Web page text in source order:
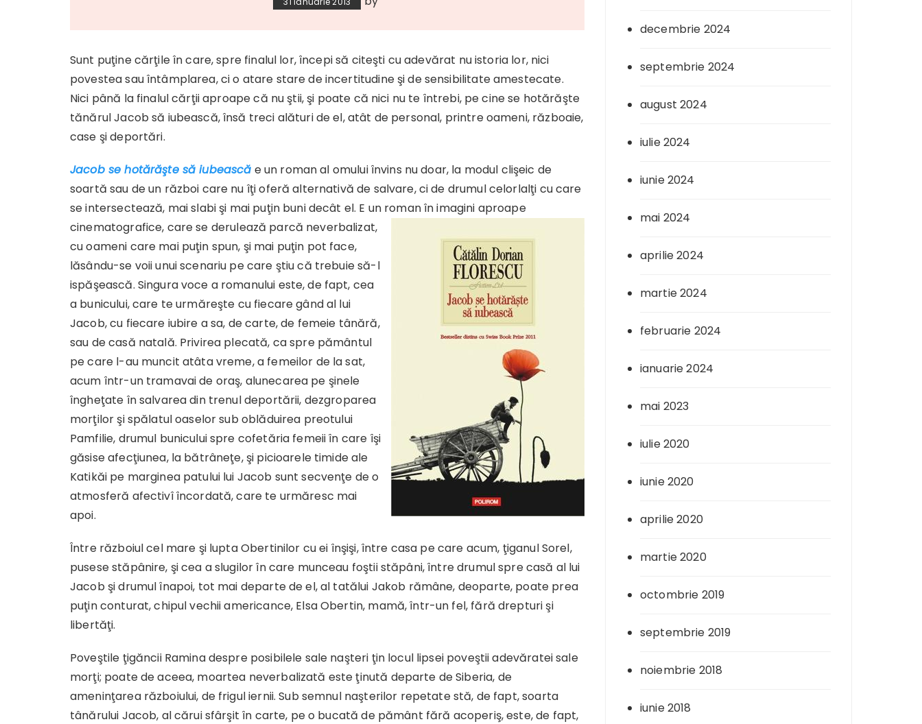
Sunt puţine cărţile în care, spre finalul lor, începi să citeşti cu adevărat nu istoria lor, nici
povestea sau întâmplarea, ci o atare stare de incertitudine şi de sensibilitate amestecate.
Nici până la finalul cărţii aproape că nu ştii, şi poate că nici nu te întrebi, pe cine se hotărăşte
tănărul Jacob să iubească, însă treci alături de el, atât de personal, printre oameni, războaie,
case şi deportări.
Jacob se hotărăşte să iubească e un roman al omului învins nu doar, la modul clişeic de
soartă sau de un război care nu îţi oferă alternativă de salvare, ci de drumul celorlalţi cu care
se intersectează, mai slabi şi mai puţin buni decât el. E un roman în imagini aproape
cinematografice, care se derulează parcă neverbalizat,
cu oameni care mai puţin spun, şi mai puţin pot face,
lăsându-se voii unui scenariu pe care ştiu că trebuie să-l
ispăşească. Singura voce a romanului este, de fapt, cea
a bunicului, care te urmăreşte cu fiecare gând al lui
Jacob, cu fiecare iubire a sa, de carte, de femeie tânără,
sau de casă natală. Privirea plecată, ca spre pământul
pe care l-au muncit atâta vreme, a femeilor de la sat,
acum într-un tramavai de oraş, alunecarea pe şinele
îngheţate în salvarea din trenul deportării, dezgroparea
morţilor şi spălatul oaselor sub oblăduirea preotului
Pamfilie, drumul bunicului spre cofetăria femeii în care îşi
găsise afecţiunea, la bătrâneţe, şi picioarele timide ale
Katikăi pe marginea patului lui Jacob sunt secvenţe de o
atmosferă afectivî încordată, care te urmăresc mai
apoi.
Între războiul cel mare şi lupta Obertinilor cu ei înşişi, între casa pe care acum, ţiganul Sorel,
pusese stăpânire, şi cea a slugilor în care munceau foştii stăpâni, între drumul spre casă al lui
Jacob şi drumul înapoi, tot mai departe de el, al tatălui Jakob rămâne, deoparte, poate prea
puţin conturat, chipul vechii americance, Elsa Obertin, mamă, într-un fel, fără drepturi şi
libertăţi.
Poveştile ţigăncii Ramina despre posibilele sale naşteri ţin locul lipsei poveştii adevăratei sale
morţi; poate de aceea, moartea neverbalizată este ţinută departe de Siberia, de
ameninţarea războiului, de frigul iernii. Sub semnul naşterilor repetate stă, de fapt, soarta
tânărului Jacob, al cărui sfârşit în carte, pe o bucată de pământ fără acoperiş, este, de fapt,
decembrie 2024
septembrie 2024
august 2024
iulie 2024
iunie 2024
mai 2024
aprilie 2024
martie 2024
februarie 2024
ianuarie 2024
mai 2023
iulie 2020
iunie 2020
aprilie 2020
martie 2020
octombrie 2019
septembrie 2019
noiembrie 2018
iunie 2018